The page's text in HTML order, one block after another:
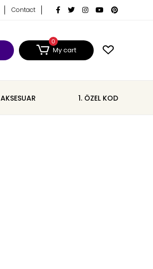
Contact
0
My cart
AKSESUAR 1. ÖZEL KOD